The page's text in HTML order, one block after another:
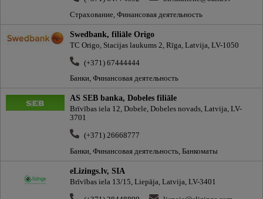
Страхование, Финансовая деятельность
Swedbank, filiāle Origo
TC Origo, Stacijas laukums 2, Rīga, Latvija, LV-1050
(+371) 67444444
Банки, Финансовая деятельность
AS SEB banka, Dobeles filiāle
Brīvības iela 12, Dobele, Dobeles novads, Latvija, LV-
3701
(+371) 26668777
Банки, Финансовая деятельность, Банкоматы
eLizings.lv, SIA
Brīvības iela 13/15, Liepāja, Latvija, LV-3401